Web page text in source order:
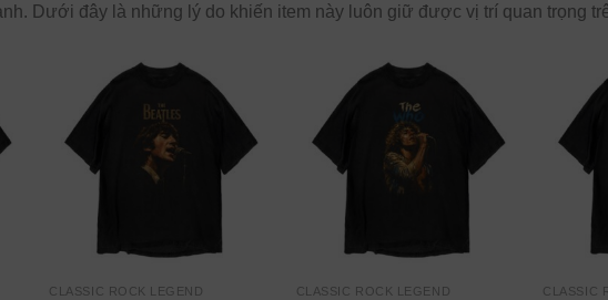
Dưới đây là những lý do khiến item này luôn giữ được vị trí quan trọng
CLASSIC ROCK LEGEND CLASSIC ROCK LEGEND CLASSIC